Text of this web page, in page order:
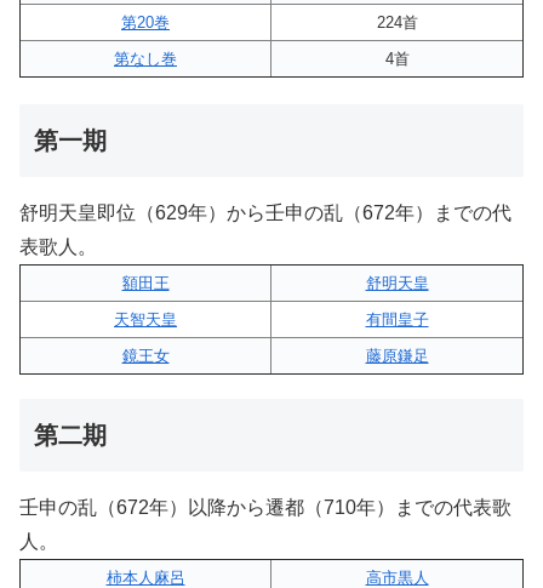
第20巻
224首
第なし巻
4首
第一期
舒明天皇即位（629年）から壬申の乱（672年）までの代
表歌人。
額田王
舒明天皇
天智天皇
有間皇子
鏡王女
藤原鎌足
第二期
壬申の乱（672年）以降から遷都（710年）までの代表歌
人。
柿本人麻呂
高市黒人